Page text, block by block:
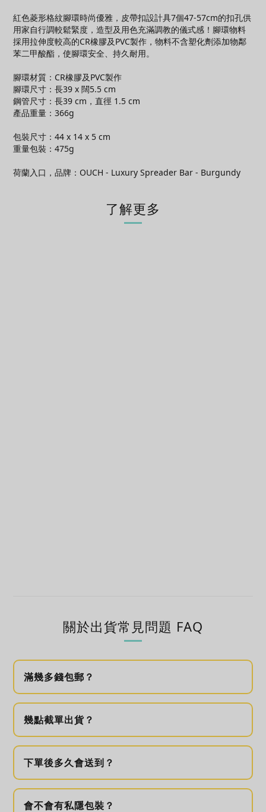
紅色菱形格紋腳環時尚優雅，皮帶扣設計具7個47-57cm的扣孔供
用家自行調較鬆緊度，造型及用色充滿調教的儀式感！腳環物料
採用拉伸度較高的CR橡膠及PVC製作，物料不含塑化劑添加物鄰
苯二甲酸酯，使腳環安全、持久耐用。
腳環材質：CR橡膠及PVC製作
腳環尺寸：長39 x 闊5.5 cm
鋼管尺寸：長39 cm，直徑 1.5 cm
產品重量：366g
包裝尺寸：44 x 14 x 5 cm
重量包裝：475g
荷蘭入口，品牌：OUCH - Luxury Spreader Bar - Burgundy
了解更多
關於出貨常見問題 FAQ
滿幾多錢包郵？
幾點截單出貨？
下單後多久會送到？
會不會有私隱包裝？